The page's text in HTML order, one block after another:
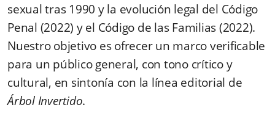
sexual tras 1990 y la evolución legal del Código
Penal (2022) y el Código de las Familias (2022).
Nuestro objetivo es ofrecer un marco verificable
para un público general, con tono crítico y
cultural, en sintonía con la línea editorial de
Árbol Invertido.